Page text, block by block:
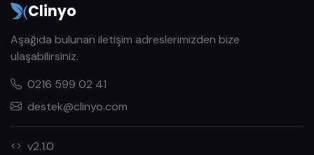
Clinyo
Aşağıda bulunan iletişim adreslerimizden bize
ulaşabilirsiniz.
0216 599 02 41
destek@clinyo.com
v2.1.0